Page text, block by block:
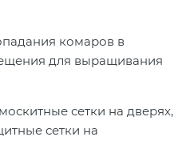
комаров в
для выращивания
сетки на дверях,
сетки на